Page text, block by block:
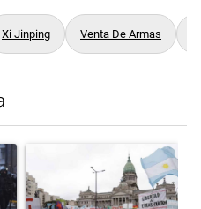
Xi Jinping Venta De Armas
el título "La tensión frente al
Un artículo de tendencia